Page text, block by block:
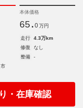
本体価格
65. 0 万円
走行
4.3万km
修復
なし
整備
-
・在庫確認